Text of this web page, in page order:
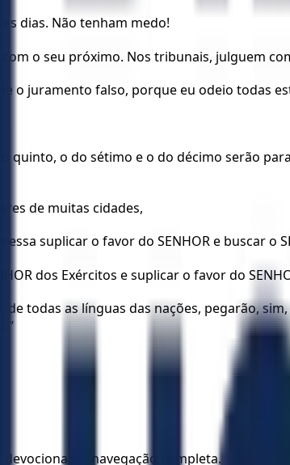
dias. Não tenham medo!
com o seu próximo. Nos tribunais, julguem
o juramento falso, porque eu odeio todas
quinto, o do sétimo e o do décimo serão
de muitas cidades,
suplicar o favor do SENHOR e buscar o
dos Exércitos e suplicar o favor do
de todas as línguas das nações, pegarão,
e navegação completa.